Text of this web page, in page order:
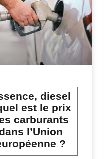
diesel
est le prix
carburants
l’Union
?